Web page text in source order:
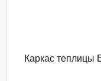
Каркас теплицы